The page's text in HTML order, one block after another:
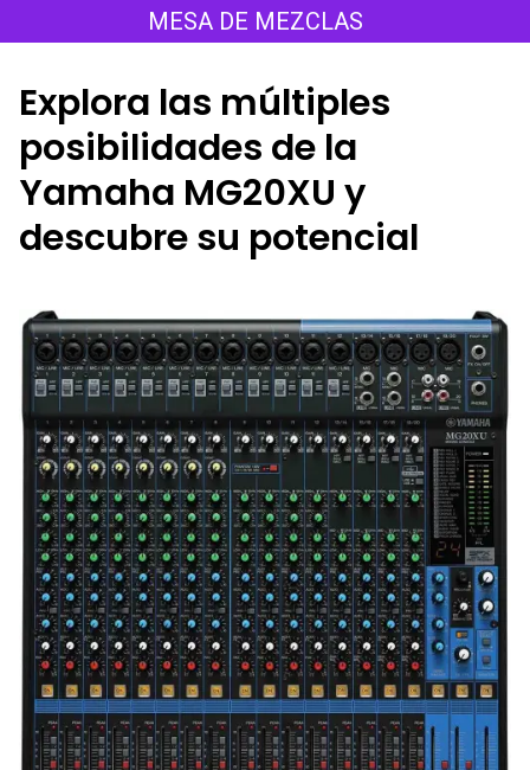
al
MESA DE MEZCLAS
Explora las múltiples
posibilidades de la
Yamaha MG20XU y
descubre su potencial